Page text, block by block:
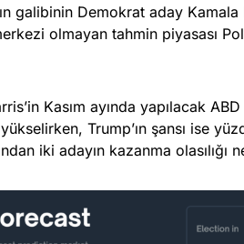
galibinin Demokrat aday
olmayan tahmin piyasası
Kasım ayında yapılacak
Trump’ın şansı ise
iki adayın kazanma olasılığı